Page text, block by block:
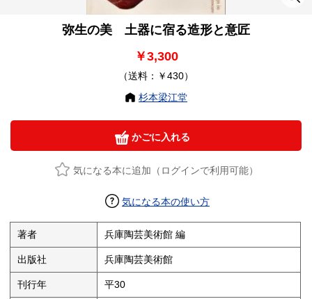
弥生の美 土器に宿る造形と意匠
￥3,300
（送料：￥430）
杉本梁江堂
かごに入れる
気になる本に追加（ログインで利用可能）
気になる本の使い方
著者 兵庫陶芸美術館 編
出版社 兵庫陶芸美術館
刊行年 平30